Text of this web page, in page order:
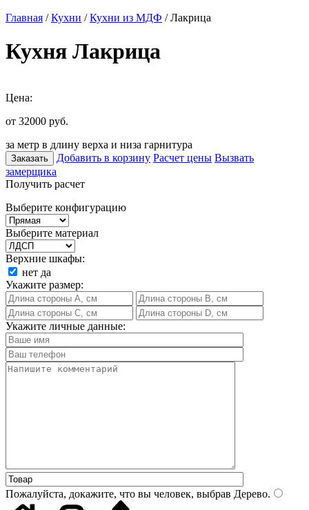
Главная /Кухни /Кухни из МДФ / Лакрица
Кухня Лакрица
Цена:
от 32000 руб.
за метр в длину верха и низа гарнитура
Заказать Добавить в корзину Расчет цены Вызвать
замерщика
Получить расчет
Выберите конфигурацию
Выберите материал
Верхние шкафы:
нет да
Укажите размер:
Укажите личные данные:
Пожалуйста, докажите, что вы человек, выбрав Дерево.